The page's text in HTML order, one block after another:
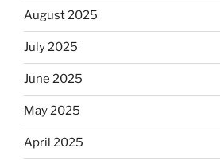
August 2025
July 2025
June 2025
May 2025
April 2025